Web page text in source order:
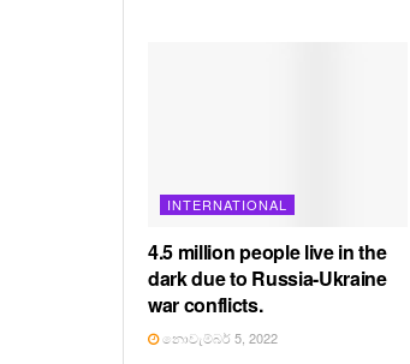
INTERNATIONAL
4.5 million people live in the
dark due to Russia-Ukraine
war conflicts.
නොවැම්බර් 5, 2022